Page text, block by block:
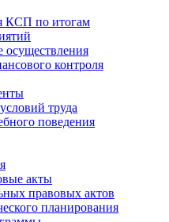
КСП по итогам
осуществления
контроля
труда
поведения
акты
правовых актов
планирования